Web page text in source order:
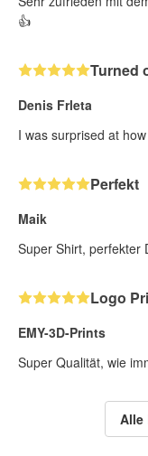
👍
Turned
Denis Frleta
I was surprised at
Perfekt
Maik
Super Shirt, perfekter
Logo
EMY-3D-Prints
Super Qualität, wie
Alle